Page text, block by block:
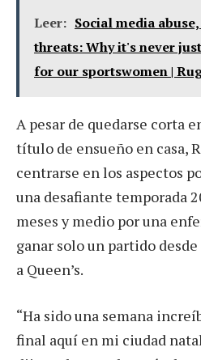
Leer: Social media
threats: Why it's never
for our sportswomen |
A pesar de quedarse corta
título de ensueño en casa,
centrarse en los aspectos
una desafiante temporada
meses y medio por una
ganar solo un partido
a Queen’s.
“Ha sido una semana
final aquí en mi ciudad